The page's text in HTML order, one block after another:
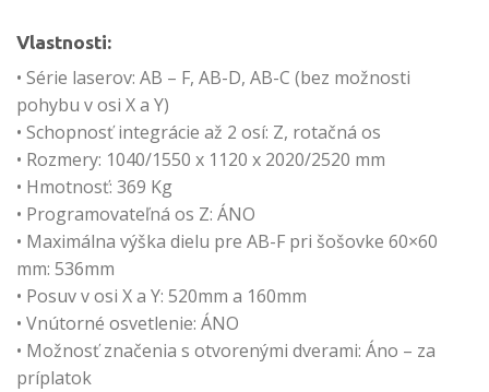
Vlastnosti:
• Série laserov: AB – F, AB-D, AB-C (bez možnosti
pohybu v osi X a Y)
• Schopnosť integrácie až 2 osí: Z, rotačná os
• Rozmery: 1040/1550 x 1120 x 2020/2520 mm
• Hmotnosť: 369 Kg
• Programovateľná os Z: ÁNO
• Maximálna výška dielu pre AB-F pri šošovke 60×60
mm: 536mm
• Posuv v osi X a Y: 520mm a 160mm
• Vnútorné osvetlenie: ÁNO
• Možnosť značenia s otvorenými dverami: Áno – za
príplatok